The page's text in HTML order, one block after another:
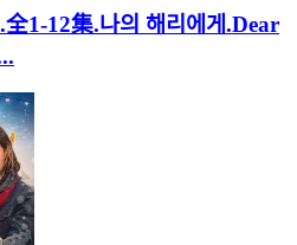
1-12集.나의 해리에게.Dear